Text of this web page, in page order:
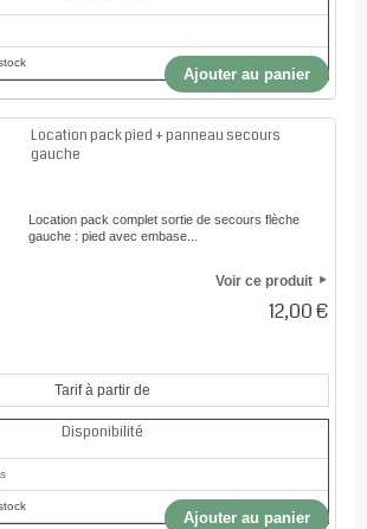
Ajouter au panier
Location pack pied + panneau secours
gauche
Location pack complet sortie de secours flèche
gauche : pied avec embase...
Voir ce produit
12,00 €
Tarif à partir de
Disponibilité
Ajouter au panier